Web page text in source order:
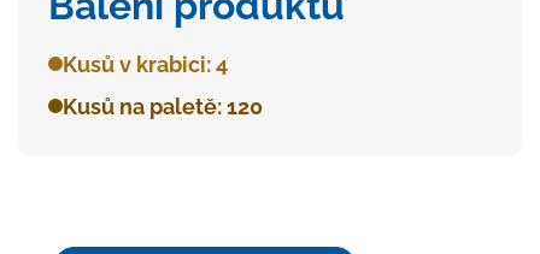
Kusů v krabici: 4
Kusů na paletě: 120